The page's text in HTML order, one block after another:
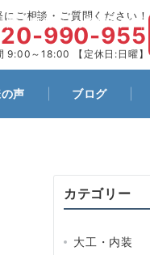
にご相談・ご質問ください！
990-955
9:00～18:00 【定休日:日曜】
声 ブログ
施工事例 お客様の声
カテゴリー
大工・内装